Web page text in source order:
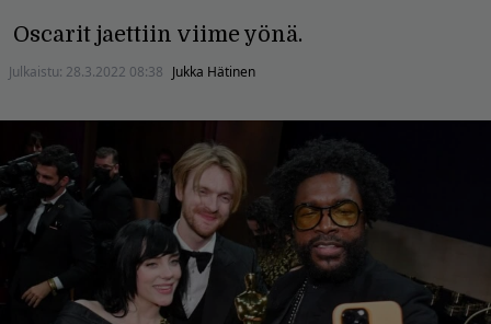
Oscarit jaettiin viime yönä.
Julkaistu: 28.3.2022 08:38 Jukka Hätinen